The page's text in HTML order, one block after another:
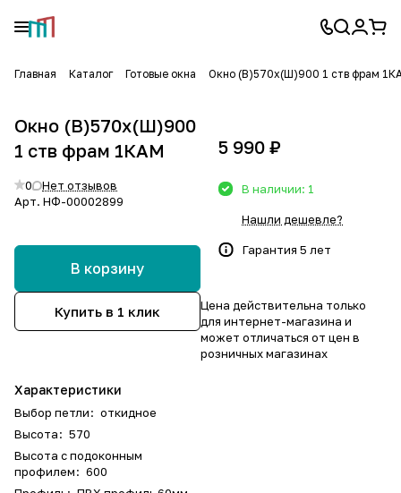
Главная Каталог Готовые окна Окно (В)570х(Ш)900 1 ств фрам
Окно (В)570х(Ш)900
1 ств фрам 1КАМ
0
Нет отзывов
Арт. НФ-00002899
В корзину
Купить в 1 клик
Характеристики
Выбор петли: откидное
Высота: 570
Высота с подоконным
профилем: 600
5 990 ₽
В наличии: 1
Нашли дешевле?
Гарантия 5 лет
Цена действительна только
для интернет-магазина и
может отличаться от цен в
розничных магазинах